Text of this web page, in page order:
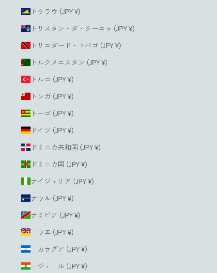
トケラウ (JPY ¥)
トリスタン・ダ・クーニャ (JPY ¥)
トリニダード・トバゴ (JPY ¥)
トルクメニスタン (JPY ¥)
トルコ (JPY ¥)
トンガ (JPY ¥)
トーゴ (JPY ¥)
ドイツ (JPY ¥)
ドミニカ共和国 (JPY ¥)
ドミニカ国 (JPY ¥)
ナイジェリア (JPY ¥)
ナウル (JPY ¥)
ナミビア (JPY ¥)
ニウエ (JPY ¥)
ニカラグア (JPY ¥)
ニジェール (JPY ¥)